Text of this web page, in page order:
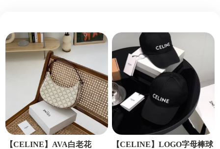
【CELINE】AVA白老花
【CELINE】LOGO字母棒球